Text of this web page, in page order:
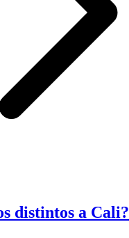
distintos a Cali?